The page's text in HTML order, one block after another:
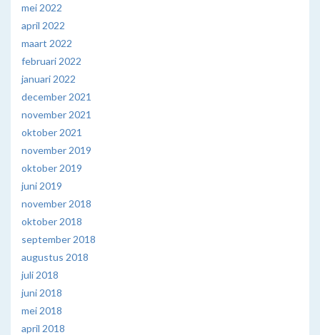
mei 2022
april 2022
maart 2022
februari 2022
januari 2022
december 2021
november 2021
oktober 2021
november 2019
oktober 2019
juni 2019
november 2018
oktober 2018
september 2018
augustus 2018
juli 2018
juni 2018
mei 2018
april 2018